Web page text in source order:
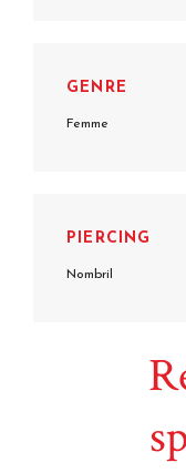
GENRE
Femme
PIERCING
Nombril